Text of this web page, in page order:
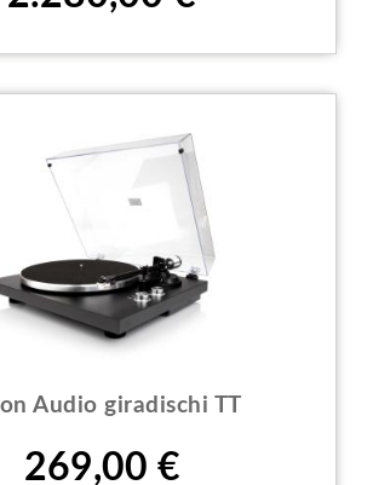
Audio giradischi TT
Prezzo
269,00 €